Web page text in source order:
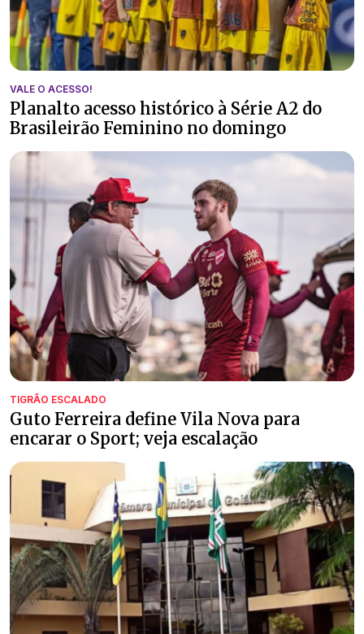
VALE O ACESSO!
Planalto acesso histórico à Série A2 do
Brasileirão Feminino no domingo
TIGRÃO ESCALADO
Guto Ferreira define Vila Nova para
encarar o Sport; veja escalação